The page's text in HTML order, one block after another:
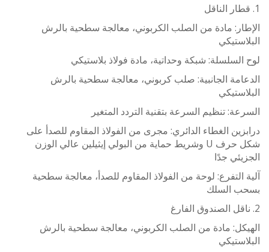
مادة من الصلب الكربوني، معالجة سطحية بالرش
شبكة وحداتية، مادة فولاذ بلاستيكي
الجانبية: صلب كربوني، معالجة سطحية بالرش
تنظيم السرعة بتقنية التردد المتغير
الغطاء الدائري: مجرى من الفولاذ المقاوم للصدأ على
شكل حرف U وشريط حماية من البولي إيثيلين عالي الوزن
جدًا
لوحة من الفولاذ المقاوم للصدأ، معالجة سطحية
السلك
مادة من الصلب الكربوني، معالجة سطحية بالرش